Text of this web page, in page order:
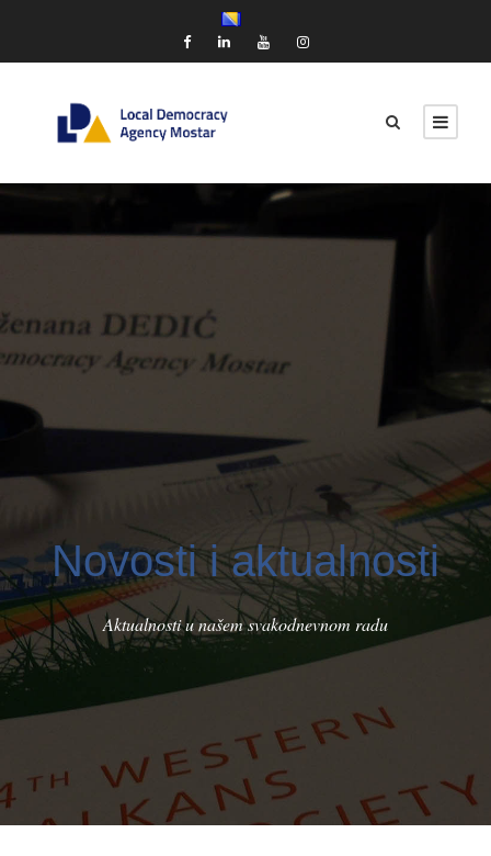
Novosti i aktualnosti
Aktualnosti u našem svakodnevnom radu